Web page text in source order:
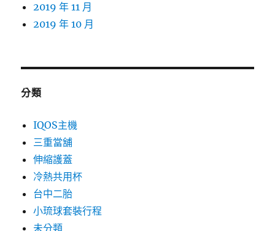
2019 年 11 月
2019 年 10 月
分類
IQOS主機
三重當舖
伸縮護蓋
冷熱共用杯
台中二胎
小琉球套裝行程
未分類